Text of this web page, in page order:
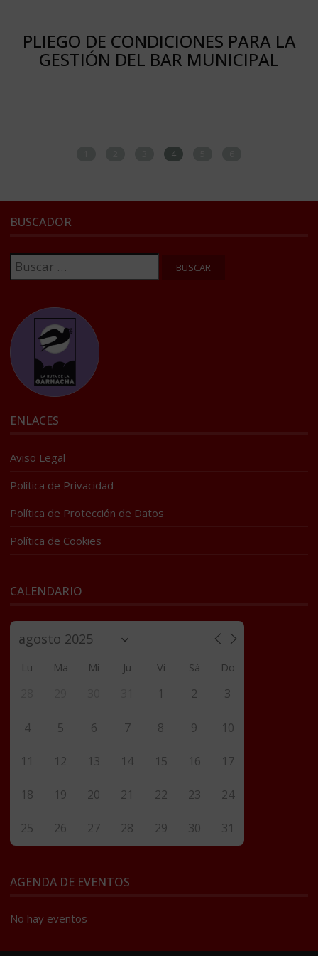
PLIEGO DE CONDICIONES PARA LA
GESTIÓN DEL BAR MUNICIPAL
4
BUSCADOR
Buscar:
ENLACES
Aviso Legal
Política de Privacidad
Política de Protección de Datos
Política de Cookies
CALENDARIO
Lu Ma Mi Ju Vi Sá Do
1 2 3
4 5 6 7 8 9 10
11 12 13 14 15 16 17
18 19 20 21 22 23 24
25 26 27 28 29 30 31
AGENDA DE EVENTOS
No hay eventos